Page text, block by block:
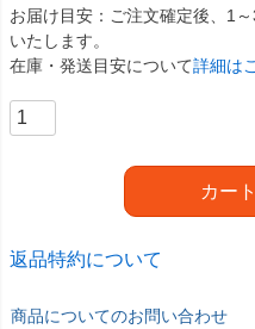
お届け目安
ご注文確定後、1
いたします。
在庫・発送目安について詳細は
カー
返品特約について
商品についてのお問い合わせ